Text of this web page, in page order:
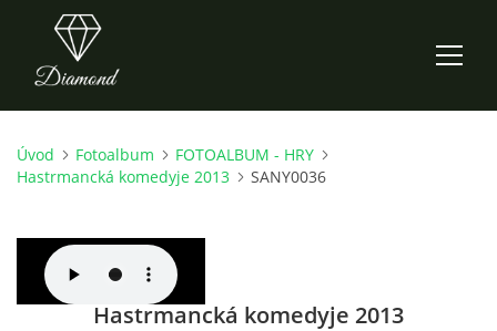
ÚVOD
O NÁS
Úvod Fotoalbum
FOTOALBUM - HRY
Hastrmancká komedyje 2013
SANY0036
Hastrmancká komedyje 2013